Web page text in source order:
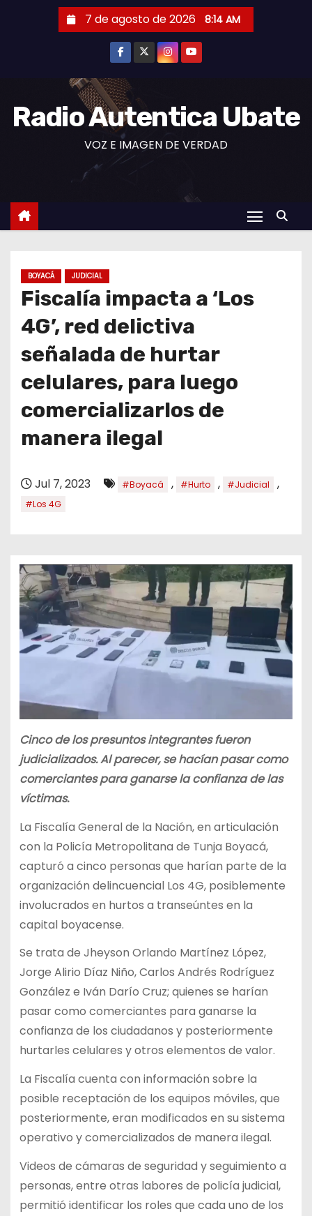
7 de agosto de 2026 8:14 AM
Radio Autentica Ubate
VOZ E IMAGEN DE VERDAD
BOYACÁ JUDICIAL
Fiscalía impacta a ‘Los
4G’, red delictiva
señalada de hurtar
celulares, para luego
comercializarlos de
manera ilegal
Jul 7, 2023 #Boyacá , #Hurto , #Judicial ,
#Los 4G
Cinco de los presuntos integrantes fueron
judicializados. Al parecer, se hacían pasar como
comerciantes para ganarse la confianza de las
víctimas.
La Fiscalía General de la Nación, en articulación
con la Policía Metropolitana de Tunja Boyacá,
capturó a cinco personas que harían parte de la
organización delincuencial Los 4G, posiblemente
involucrados en hurtos a transeúntes en la
capital boyacense.
Se trata de Jheyson Orlando Martínez López,
Jorge Alirio Díaz Niño, Carlos Andrés Rodríguez
González e Iván Darío Cruz; quienes se harían
pasar como comerciantes para ganarse la
confianza de los ciudadanos y posteriormente
hurtarles celulares y otros elementos de valor.
La Fiscalía cuenta con información sobre la
posible receptación de los equipos móviles, que
posteriormente, eran modificados en su sistema
operativo y comercializados de manera ilegal.
Videos de cámaras de seguridad y seguimiento a
personas, entre otras labores de policía judicial,
permitió identificar los roles que cada uno de los